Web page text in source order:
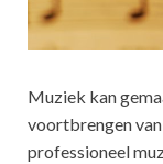
Muziek kan
voortbrengen
professioneel